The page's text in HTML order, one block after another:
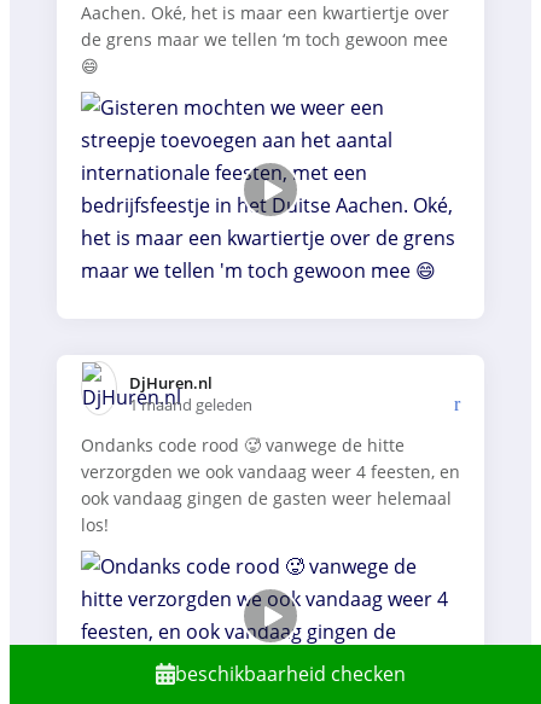
Aachen. Oké, het is maar een kwartiertje over
de grens maar we tellen ‘m toch gewoon mee
😄
DjHuren.nl️
1 maand geleden
Ondanks code rood 🥵 vanwege de hitte
verzorgden we ook vandaag weer 4 feesten, en
ook vandaag gingen de gasten weer helemaal
los!
beschikbaarheid checken